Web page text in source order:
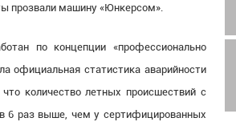
прозвали машину «Юнкерсом».
по концепции «профессионально
официальная статистика аварийности
количество летных происшествий с
6 раз выше, чем у сертифицированных